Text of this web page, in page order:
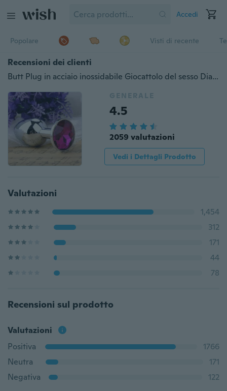
Accedi
Popolare Visti di recente
Recensioni dei clienti
Butt Plug in acciaio inossidabile Giocattolo del sesso Diamante colorato
GENERALE
4.5
2059 valutazioni
Vedi i Dettagli Prodotto
Valutazioni
1,454
312
171
44
78
Recensioni sul prodotto
Valutazioni
Positiva
1766
Neutra
171
Negativa
122